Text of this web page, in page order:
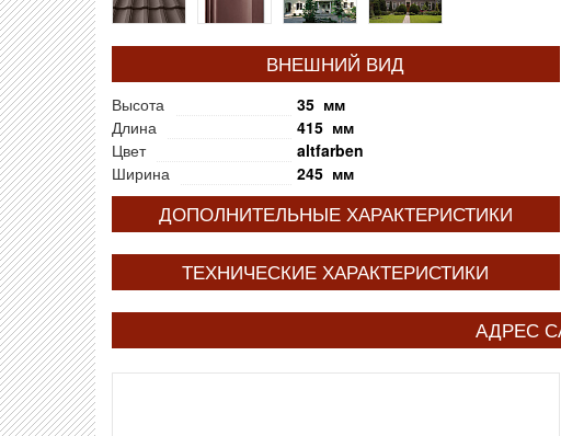
ВНЕШНИЙ ВИД
Высота
35 мм
Длина
415 мм
Цвет
altfarben
Ширина
245 мм
ДОПОЛНИТЕЛЬНЫЕ ХАРАКТЕРИСТИКИ
ТЕХНИЧЕСКИЕ ХАРАКТЕРИСТИКИ
АДРЕС